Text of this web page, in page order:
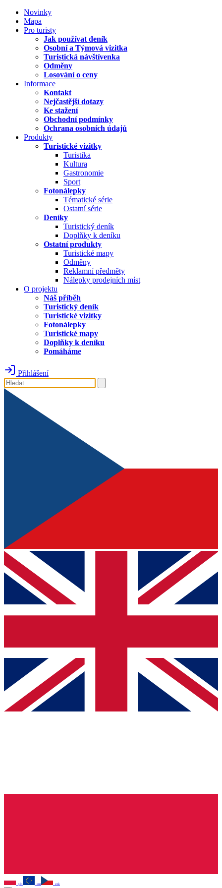
Novinky
Mapa
Pro turisty
Jak používat deník
Osobní a Týmová vizitka
Turistická návštívenka
Odměny
Losování o ceny
Informace
Kontakt
Nejčastější dotazy
Ke stažení
Obchodní podmínky
Ochrana osobních údajů
Produkty
Turistické vizitky
Turistika
Kultura
Gastronomie
Sport
Fotonálepky
Tématické série
Ostatní série
Deníky
Turistický deník
Doplňky k deníku
Ostatní produkty
Turistické mapy
Odměny
Reklamní předměty
Nálepky prodejních míst
O projektu
Náš příběh
Turistický deník
Turistické vizitky
Fotonálepky
Turistické mapy
Doplňky k deníku
Pomáháme
Přihlášení
pln eur czk